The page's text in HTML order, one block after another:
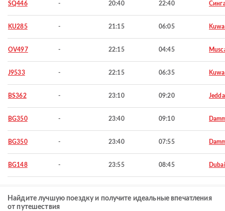
SQ446 - 20:40 22:40
KU285 - 21:15 06:05
OV497 - 22:15 04:45
J9533 - 22:15 06:35
BS362 - 23:10 09:20
BG350 - 23:40 09:10
BG350 - 23:40 07:55
BG148 - 23:55 08:45 Dubai
Найдите лучшую поездку и получите идеальные впечатления
от путешествия